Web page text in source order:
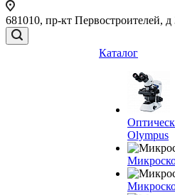
681010, пр-кт Первостроителей, д
Каталог
Olympus